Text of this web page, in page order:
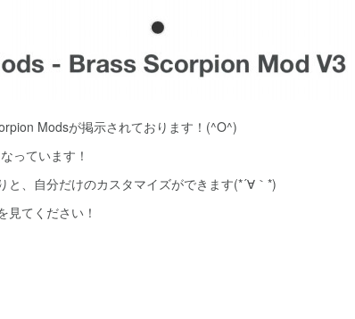
Modsが掲示されております！(^O^)
っています！
と、自分だけのカスタマイズができます(*´∀｀*)
てください！